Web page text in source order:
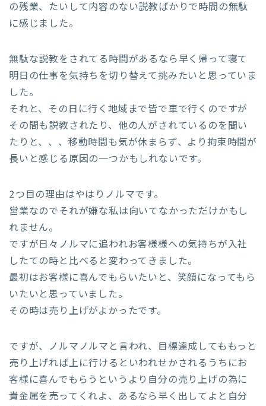
の残業、たいして内容のない説教ばかりで時間の無駄
に感じました。
無駄な説教をされてる時間があるなら早く帰って寝て
明日の仕事を気持ちを切り替えて挑みたいと思っていま
した。
それと、その日に行く地域まで皆で車で行くのですが
その間も説教されたり、他の人がされているのを聞い
たりと、、、移動時間も気が休まらず、より拘束時間が
長いと感じる原因の一つかもしれないです。
2つ目の理由はやはりノルマです。
営業なのでそれが嫌な私は向いてなかっただけかもし
れません。
ですが日々ノルマに追われお客様様への気持ちが入社
したての時と比べると変わってきました。
最初はお客様に喜んでもらいたいと、笑顔になってもら
いたいと思っていました。
その時は売り上げがよかったです。
ですが、ノルマノルマと言われ、目標達成してももっと
売り上げれば上に行けるといわれせかされるうちにお
客様に喜んでもらうというより自分の売り上げの為に
貴金属を売ってくれよ、あるなら早く出してよと自分